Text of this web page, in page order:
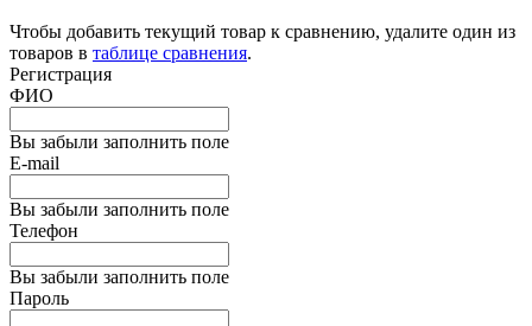
Чтобы добавить текущий товар к сравнению, удалите один из
товаров в таблице сравнения.
Регистрация
ФИО
Вы забыли заполнить поле
E-mail
Вы забыли заполнить поле
Телефон
Вы забыли заполнить поле
Пароль